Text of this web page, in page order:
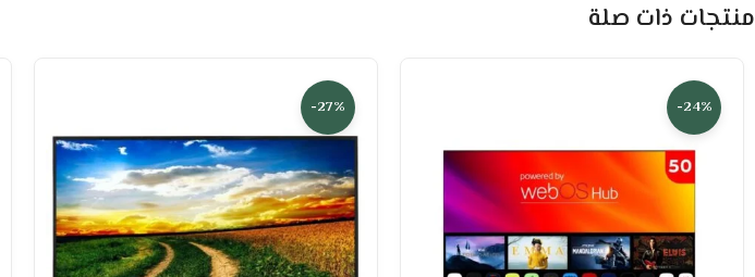
منتجات ذات صلة
-24%
-27%